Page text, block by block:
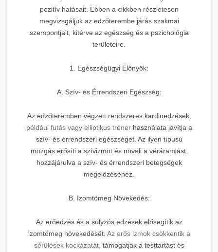
pozitív hatásait. Ebben a cikkben részletesen
megvizsgáljuk az edzőterembe járás szakmai
szempontjait, kitérve az egészség és a pszichológia
területeire.
1. Egészségügyi Előnyök:
A. Szív- és Érrendszeri Egészség:
Az edzőteremben végzett rendszeres kardioedzések,
például futás vagy elliptikus trénerhasználata javítja a
szív- és érrendszeri egészséget. Az ilyen típusú
mozgás erősíti a szívizmot és növeli a véráramlást,
hozzájárulva a szív- és érrendszeri betegségek
megelőzéséhez.
B. Izomtömeg Növekedés:
Az erőedzés és a súlyzós edzések elősegítik az
izomtömeg növekedését. Az erős izmok csökkentik a
sérülések kockázatát, támogatják a testtartást és